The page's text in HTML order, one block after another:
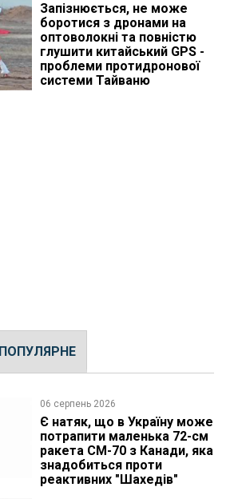
Запізнюється, не може
боротися з дронами на
оптоволокні та повністю
глушити китайський GPS -
проблеми протидронової
системи Тайваню
ПОПУЛЯРНЕ
06 серпень 2026
Є натяк, що в Україну може
потрапити маленька 72-см
ракета CM-70 з Канади, яка
знадобиться проти
реактивних "Шахедів"